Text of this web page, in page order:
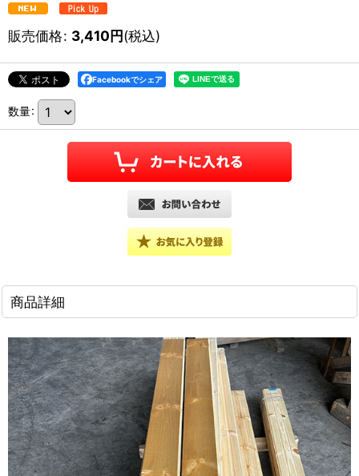
販売価格: 3,410円(税込)
Facebookでシェア
数量:
商品詳細